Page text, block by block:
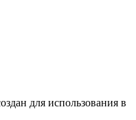
для использования в